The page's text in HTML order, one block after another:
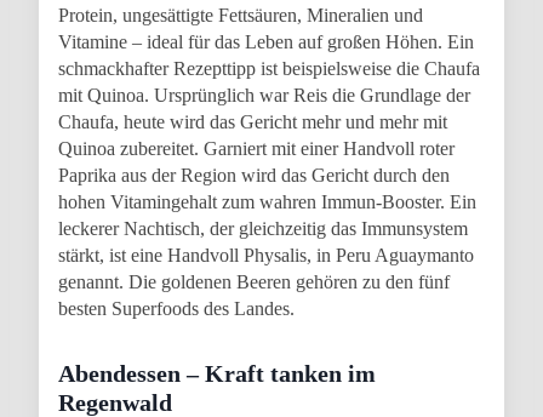
Protein, ungesättigte Fettsäuren, Mineralien und
Vitamine – ideal für das Leben auf großen Höhen. Ein
schmackhafter Rezepttipp ist beispielsweise die Chaufa
mit Quinoa. Ursprünglich war Reis die Grundlage der
Chaufa, heute wird das Gericht mehr und mehr mit
Quinoa zubereitet. Garniert mit einer Handvoll roter
Paprika aus der Region wird das Gericht durch den
hohen Vitamingehalt zum wahren Immun-Booster. Ein
leckerer Nachtisch, der gleichzeitig das Immunsystem
stärkt, ist eine Handvoll Physalis, in Peru Aguaymanto
genannt. Die goldenen Beeren gehören zu den fünf
besten Superfoods des Landes.
Abendessen – Kraft tanken im
Regenwald